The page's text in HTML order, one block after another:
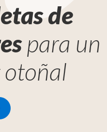
de
para un
otoñal